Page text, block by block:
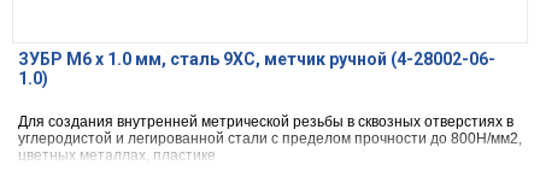
ЗУБР М6 x 1.0 мм, сталь 9ХС, метчик ручной (4-28002-06-
1.0)
Для создания внутренней метрической резьбы в сквозных отверстиях в
углеродистой и легированной стали с пределом прочности до 800Н/мм2,
цветных металлах, пластике